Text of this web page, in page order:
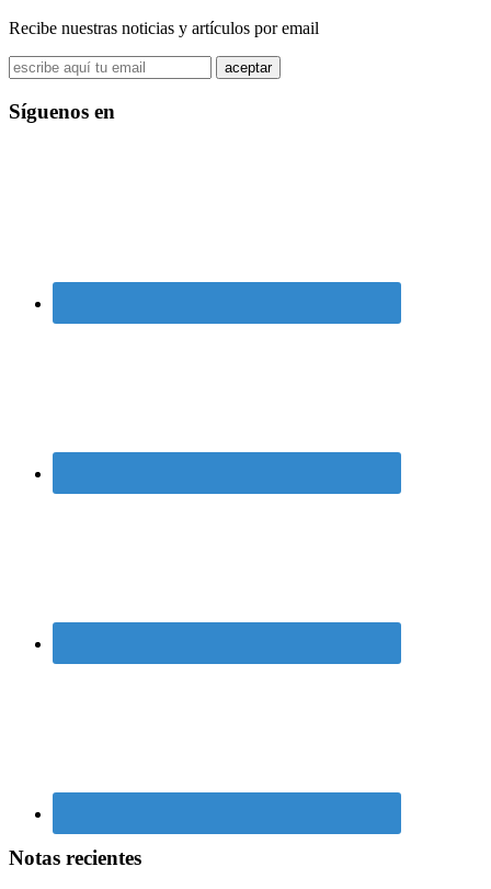
Recibe nuestras noticias y artículos por email
Síguenos en
Notas recientes